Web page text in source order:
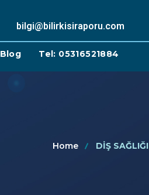
bilgi@bilirkisiraporu.com
Blog Tel: 05316521884
Home DİŞ SAĞLIĞI